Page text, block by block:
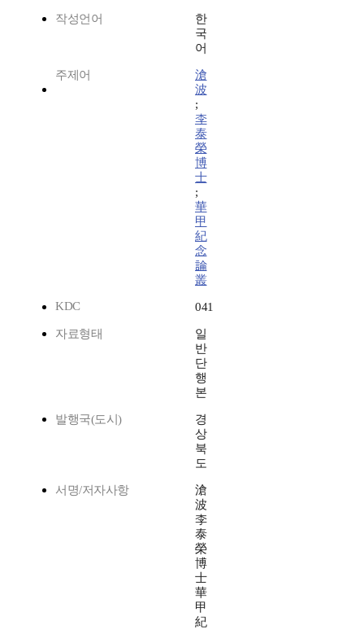
작성언어
한
국
어
주제어
滄
波
;
李
泰
榮
博
士
;
華
甲
紀
念
論
叢
KDC
041
자료형태
일
반
단
행
본
발행국(도시)
경
상
북
도
서명/저자사항
滄
波
李
泰
榮
博
士
華
甲
紀